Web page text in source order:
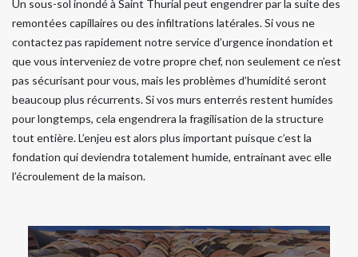
Un sous-sol inondé à Saint Thurial peut engendrer par la suite des
remontées capillaires ou des infiltrations latérales. Si vous ne
contactez pas rapidement notre service d’urgence inondation et
que vous interveniez de votre propre chef, non seulement ce n’est
pas sécurisant pour vous, mais les problèmes d’humidité seront
beaucoup plus récurrents. Si vos murs enterrés restent humides
pour longtemps, cela engendrera la fragilisation de la structure
tout entière. L’enjeu est alors plus important puisque c’est la
fondation qui deviendra totalement humide, entrainant avec elle
l’écroulement de la maison.